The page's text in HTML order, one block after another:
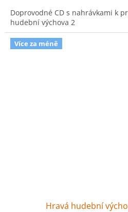
Doprovodné CD s nahrávkami k
hudební výchova 2
Více za méně
Hravá hudební